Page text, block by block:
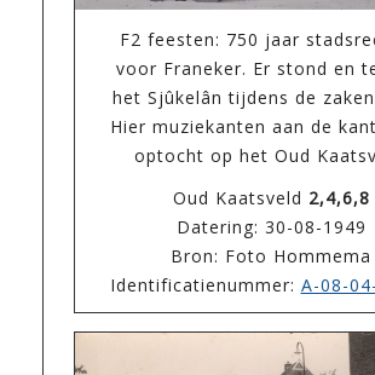
F2 feesten: 750 jaar
voor Franeker. Er stond en
het Sjûkelân tijdens de
Hier muziekanten aan de
optocht op het Oud
Oud Kaatsveld 2,4,6,8
Datering: 30-08-1949
Bron: Foto Hommema
Identificatienummer: A-08-